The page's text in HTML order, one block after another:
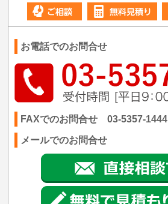
お電話でのお問合せ
FAXでのお問合せ 03-5357-1444
メールでのお問合せ